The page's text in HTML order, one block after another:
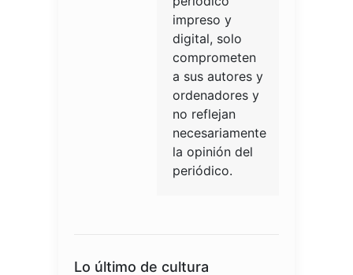
impreso y
digital, solo
comprometen
a sus autores y
ordenadores y
no reflejan
necesariamente
la opinión del
periódico.
Lo último de cultura